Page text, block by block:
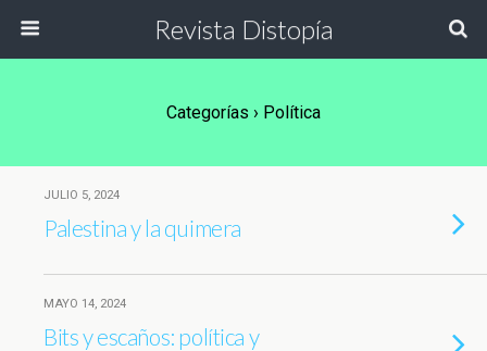
Revista Distopía
Categorías › Política
JULIO 5, 2024
Palestina y la quimera
MAYO 14, 2024
Bits y escaños: política y